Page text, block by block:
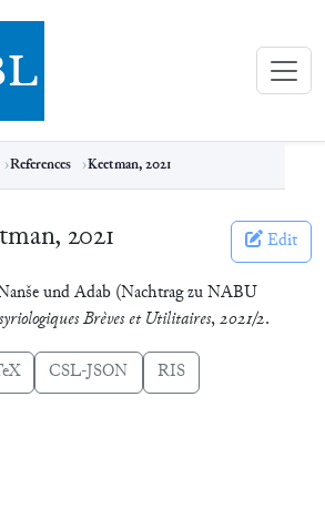
Library (eBL)
References Keetman, 2021
2021 Edit
und Adab (Nachtrag zu NABU
Brèves et Utilitaires,2021/2.
CSL-JSON RIS